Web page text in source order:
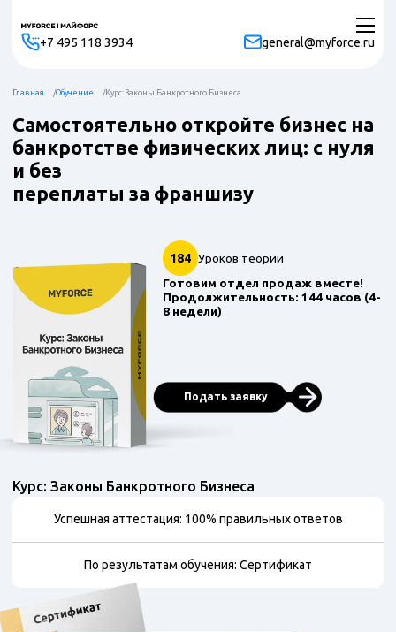
+7 495 118 3934 general@myforce.ru
Главная Обучение Курс: Законы Банкротного Бизнеса
Самостоятельно откройте бизнес на
банкротстве физических лиц: с нуля
и без
переплаты за франшизу
Успешная аттестация: 100% правильных ответов
По результатам обучения: Сертификат
Курс: Законы Банкротного Бизнеса
184 Уроков теории
Готовим отдел продаж вместе!
Продолжительность: 144 часов (4-
8 недели)
Подать заявку